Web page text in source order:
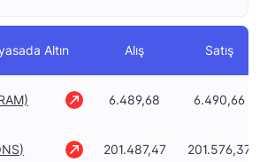
Altın Alış Satış
6.489,68 6.490,66
201.487,47 201.576,37